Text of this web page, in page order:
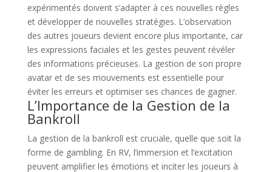
expérimentés doivent s’adapter à ces nouvelles règles
et développer de nouvelles stratégies. L’observation
des autres joueurs devient encore plus importante, car
les expressions faciales et les gestes peuvent révéler
des informations précieuses. La gestion de son propre
avatar et de ses mouvements est essentielle pour
éviter les erreurs et optimiser ses chances de gagner.
L’Importance de la Gestion de la
Bankroll
La gestion de la bankroll est cruciale, quelle que soit la
forme de gambling. En RV, l’immersion et l’excitation
peuvent amplifier les émotions et inciter les joueurs à